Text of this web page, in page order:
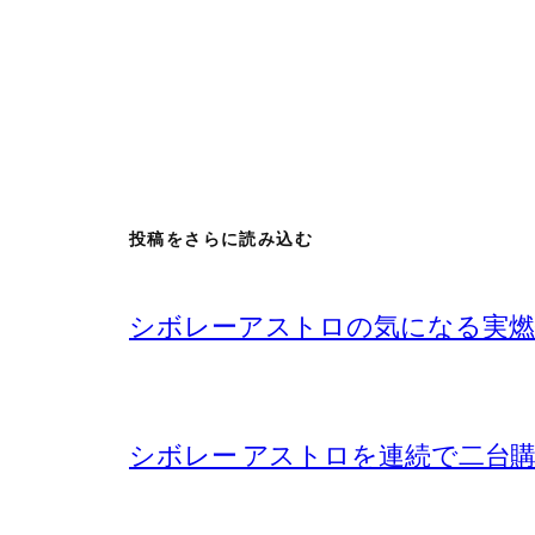
投稿をさらに読み込む
シボレーアストロの気になる実
シボレー アストロを連続で二台購